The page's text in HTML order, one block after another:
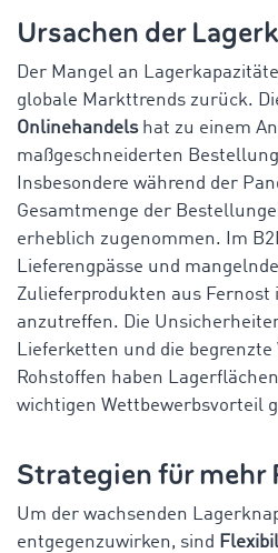
Ursachen der
Der Mangel an
globale Markttrends zurück.
Onlinehandelshat zu einem
maßgeschneiderten
Insbesondere während der
Gesamtmenge der
erheblich zugenommen. Im
Lieferengpässe und
Zulieferprodukten aus
anzutreffen. Die
Lieferketten und die begrenzte
Rohstoffen haben
wichtigen Wettbewerbsvorteil
Strategien für
Um der wachsenden
entgegenzuwirken, sind